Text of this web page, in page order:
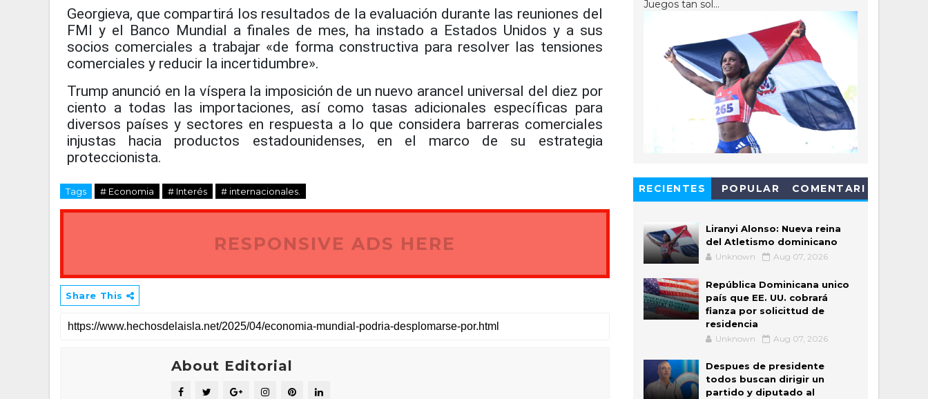
Georgieva, que compartirá los resultados de la evaluación durante las reuniones del
FMI y el Banco Mundial a finales de mes, ha instado a Estados Unidos y a sus
socios comerciales a trabajar «de forma constructiva para resolver las tensiones
comerciales y reducir la incertidumbre».
Trump anunció en la víspera la imposición de un nuevo arancel universal del diez por
ciento a todas las importaciones, así como tasas adicionales específicas para
diversos países y sectores en respuesta a lo que considera barreras comerciales
injustas hacia productos estadounidenses, en el marco de su estrategia
proteccionista.
Tags # Economia # Interés # internacionales.
RESPONSIVE ADS HERE
Share This
About Editorial
Juegos tan sol...
RECIENTES POPULAR
COMENTARI
Liranyi Alonso: Nueva reina
del Atletismo dominicano
Unknown Aug 07, 2026
República Dominicana unico
país que EE. UU. cobrará
fianza por solicittud de
residencia
Unknown Aug 07, 2026
Despues de presidente
todos buscan dirigir un
partido y diputado al